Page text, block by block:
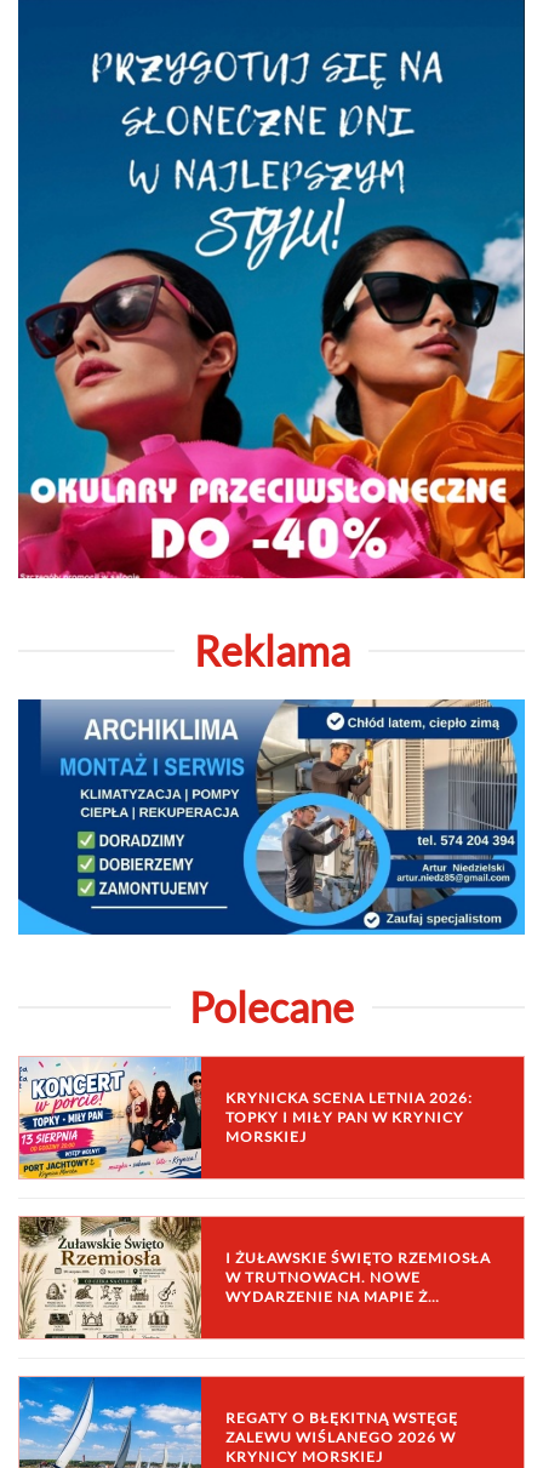
Reklama
Polecane
KRYNICKA SCENA LETNIA 2026:
TOPKY I MIŁY PAN W KRYNICY
MORSKIEJ
I ŻUŁAWSKIE ŚWIĘTO RZEMIOSŁA
W TRUTNOWACH. NOWE
WYDARZENIE NA MAPIE Ż…
REGATY O BŁĘKITNĄ WSTĘGĘ
ZALEWU WIŚLANEGO 2026 W
KRYNICY MORSKIEJ